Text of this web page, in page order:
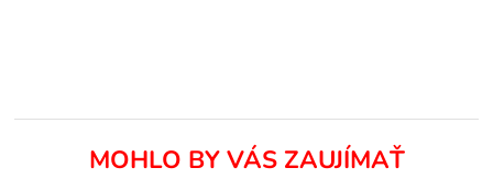
MOHLO BY VÁS ZAUJÍMAŤ